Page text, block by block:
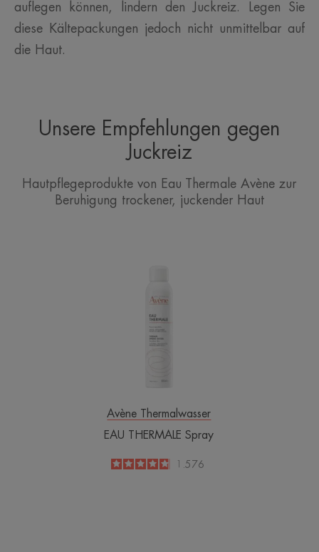
auflegen können, lindern den Juckreiz. Legen Sie
diese Kältepackungen jedoch nicht unmittelbar auf
die Haut.
Unsere Empfehlungen gegen
Juckreiz
Hautpflegeprodukte von Eau Thermale Avène zur
Beruhigung trockener, juckender Haut
Spray
Avène Thermalwasser
EAU THERMALE Spray
4.8
/51.576